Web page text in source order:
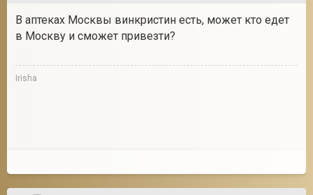
В аптеках Москвы винкристин есть, может кто едет
в Москву и сможет привезти?
Irisha